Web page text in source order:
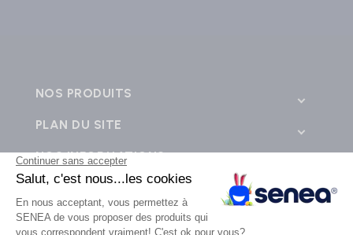
NOS PRODUITS
PLAN DU SITE
NOS INFORMATIONS
CONTACTEZ-NOUS